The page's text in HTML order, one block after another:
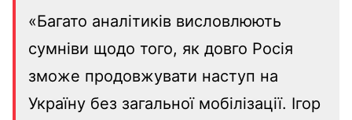
«Багато аналітиків висловлюють
сумніви щодо того, як довго Росія
зможе продовжувати наступ на
Україну без загальної мобілізації. Ігор